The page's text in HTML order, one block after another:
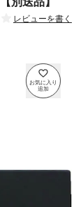
レビューを書く